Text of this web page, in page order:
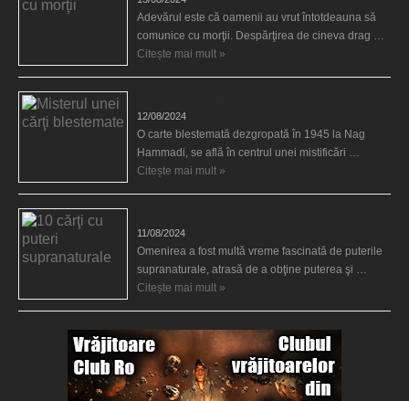
Adevărul este că oamenii au vrut întotdeauna să
comunice cu morţii. Despărţirea de cineva drag …
Citește mai mult »
12/08/2024
O carte blestemată dezgropată în 1945 la Nag
Hammadi, se află în centrul unei mistificări …
Citește mai mult »
11/08/2024
Omenirea a fost multă vreme fascinată de puterile
supranaturale, atrasă de a obţine puterea şi …
Citește mai mult »